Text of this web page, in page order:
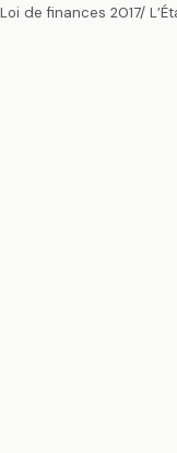
Loi de finances 2017/